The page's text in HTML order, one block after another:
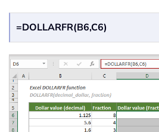
=DOLLARFR(B6,C6)